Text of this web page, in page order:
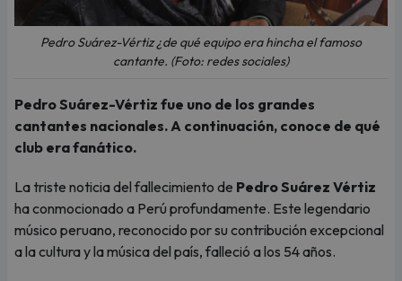
Pedro Suárez-Vértiz ¿de qué equipo era hincha el famoso
cantante. (Foto: redes sociales)
Pedro Suárez-Vértiz fue uno de los grandes
cantantes nacionales. A continuación, conoce de qué
club era fanático.
La triste noticia del fallecimiento de Pedro Suárez Vértiz
ha conmocionado a Perú profundamente. Este legendario
músico peruano, reconocido por su contribución excepcional
a la cultura y la música del país, falleció a los 54 años.